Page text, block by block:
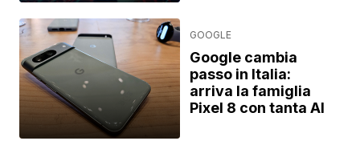
GOOGLE
Google cambia
passo in Italia:
arriva la famiglia
Pixel 8 con tanta AI